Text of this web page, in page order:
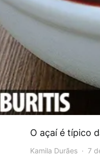
O açaí é típico
Kamila Durães 7